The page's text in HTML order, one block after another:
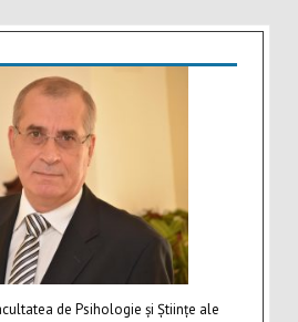
de Psihologie şi Ştiinţe ale